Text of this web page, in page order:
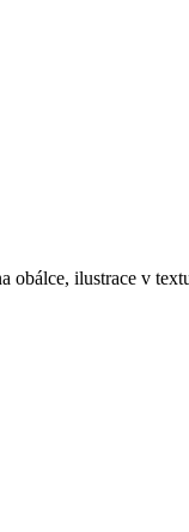
ilustrace v